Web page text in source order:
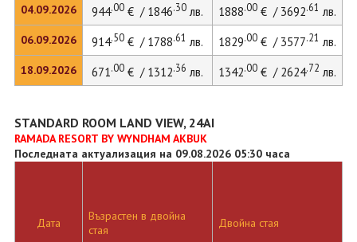
04.09.2026
06.09.2026
18.09.2026
944.00€ / 1846.30лв. 1888.00€ / 3692.61 лв.
914.50€ / 1788.61 лв. 1829.00€ / 3577.21 лв.
671.00€ / 1312.36 лв. 1342.00€ / 2624.72 лв.
STANDARD ROOM LAND VIEW, 24AI
RAMADA RESORT BY WYNDHAM AKBUK
Последната актуализация на 09.08.2026 05:30 часа
Дата
Възрастен в двойна
стая
Двойна стая